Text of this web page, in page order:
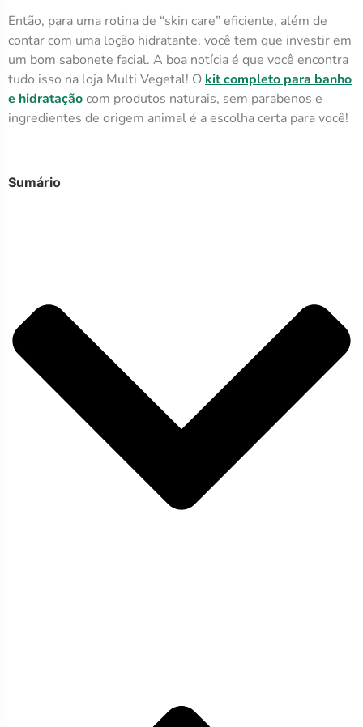
Então, para uma rotina de “skin care” eficiente, além de
contar com uma loção hidratante, você tem que investir em
um bom sabonete facial. A boa notícia é que você encontra
tudo isso na loja Multi Vegetal! O kit completo para banho
e hidrataçãocom produtos naturais, sem parabenos e
ingredientes de origem animal é a escolha certa para você!
Sumário